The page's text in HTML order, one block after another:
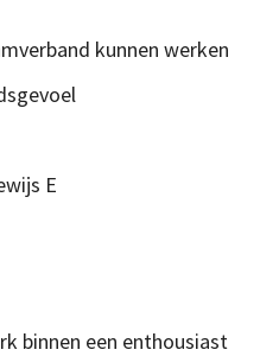
kunnen werken
E
binnen een enthousiast